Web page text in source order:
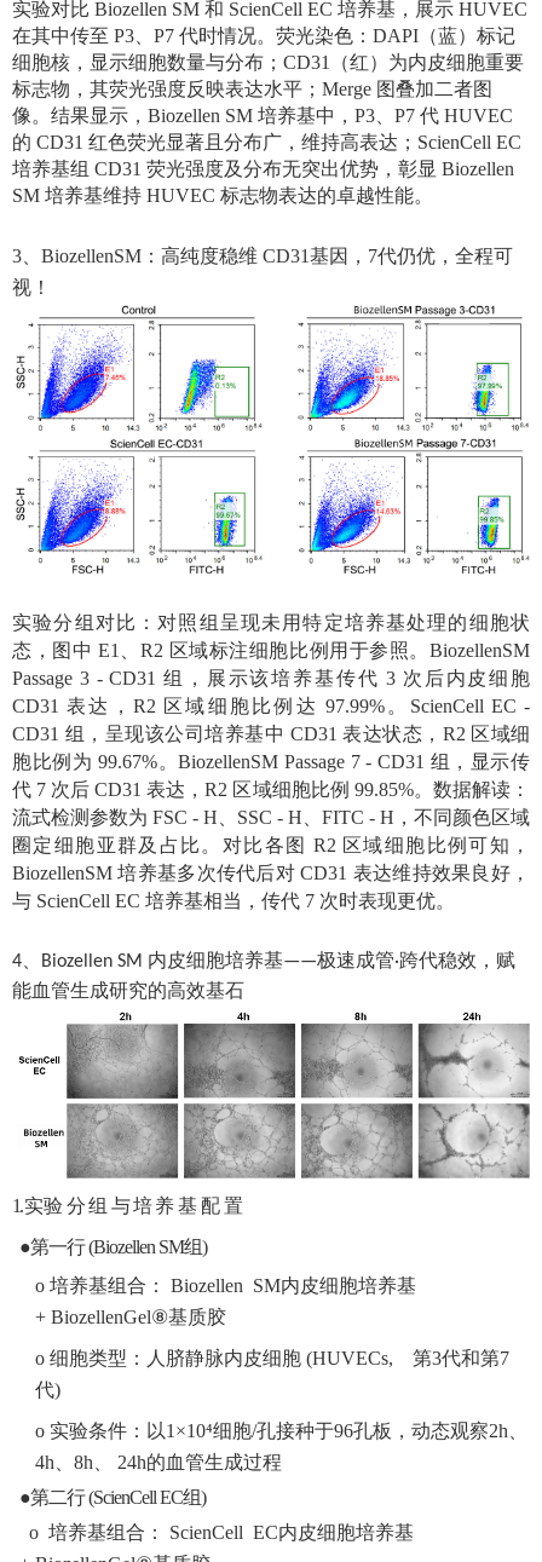
实验对比 Biozellen SM 和 ScienCell EC 培养基，展示 HUVEC
在其中传至 P3、P7 代时情况。荧光染色：DAPI（蓝）标记
细胞核，显示细胞数量与分布；CD31（红）为内皮细胞重要
标志物，其荧光强度反映表达水平；Merge 图叠加二者图
像。结果显示，Biozellen SM 培养基中，P3、P7 代 HUVEC
的 CD31 红色荧光显著且分布广，维持高表达；ScienCell EC
培养基组 CD31 荧光强度及分布无突出优势，彰显 Biozellen
SM 培养基维持 HUVEC 标志物表达的卓越性能。
3、BiozellenSM：高纯度稳维 CD31基因，7代仍优，全程可
视！
实验分组对比：对照组呈现未用特定培养基处理的细胞状
态，图中 E1、R2 区域标注细胞比例用于参照。BiozellenSM
Passage 3 - CD31 组，展示该培养基传代 3 次后内皮细胞
CD31 表达，R2 区域细胞比例达 97.99%。ScienCell EC -
CD31 组，呈现该公司培养基中 CD31 表达状态，R2 区域细
胞比例为 99.67%。BiozellenSM Passage 7 - CD31 组，显示传
代 7 次后 CD31 表达，R2 区域细胞比例 99.85%。数据解读：
流式检测参数为 FSC - H、SSC - H、FITC - H，不同颜色区域
圈定细胞亚群及占比。对比各图 R2 区域细胞比例可知，
BiozellenSM 培养基多次传代后对 CD31 表达维持效果良好，
与 ScienCell EC 培养基相当，传代 7 次时表现更优。
4、Biozellen SM 内皮细胞培养基——极速成管·跨代稳效，赋
能血管生成研究的高效基石
1. 实验 分组 与培养基 配置
●第一行(Biozellen SM组)
o 培养基组合： Biozellen SM内皮细胞培养基
+ BiozellenGel⑧基质胶
o 细胞类型：人脐静脉内皮细胞 (HUVECs, 第3代和第7
代)
o 实验条件：以1×10⁴细胞/孔接种于96孔板，动态观察2h
4h、8h、
24h的血管生成过程
●第二行(ScienCellEC组)
o 培养基组合： ScienCell EC内皮细胞培养基